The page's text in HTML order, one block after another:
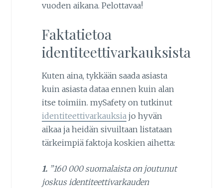
vuoden aikana. Pelottavaa!
Faktatietoa
identiteettivarkauksista
Kuten aina, tykkään saada asiasta
kuin asiasta dataa ennen kuin alan
itse toimiin. mySafety on tutkinut
identiteettivarkauksia jo hyvän
aikaa ja heidän sivuiltaan listataan
tärkeimpiä faktoja koskien aihetta:
1.”160 000 suomalaista on joutunut
joskus identiteettivarkauden